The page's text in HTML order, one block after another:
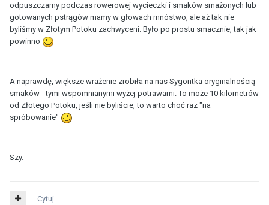
odpuszczamy podczas rowerowej wycieczki i smaków smażonych lub
gotowanych pstrągów mamy w głowach mnóstwo, ale aż tak nie
byliśmy w Złotym Potoku zachwyceni. Było po prostu smacznie, tak jak
powinno
A naprawdę, większe wrażenie zrobiła na nas Sygontka oryginalnością
smaków - tymi wspomnianymi wyżej potrawami. To może 10 kilometrów
od Złotego Potoku, jeśli nie byliście, to warto choć raz "na
spróbowanie"
Szy.
Cytuj